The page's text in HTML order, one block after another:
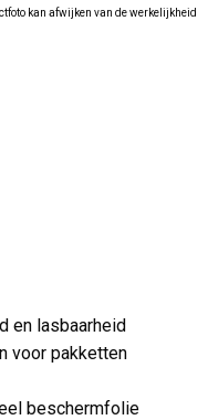
kan afwijken van de werkelijkheid
en lasbaarheid
voor pakketten
beschermfolie